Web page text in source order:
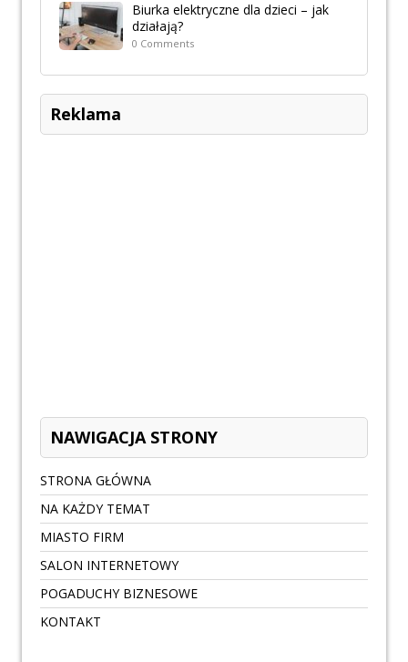
Biurka elektryczne dla dzieci – jak
działają?
0 Comments
Reklama
NAWIGACJA STRONY
STRONA GŁÓWNA
NA KAŻDY TEMAT
MIASTO FIRM
SALON INTERNETOWY
POGADUCHY BIZNESOWE
KONTAKT